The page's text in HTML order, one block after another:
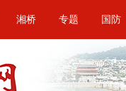
湘桥 专题 国防